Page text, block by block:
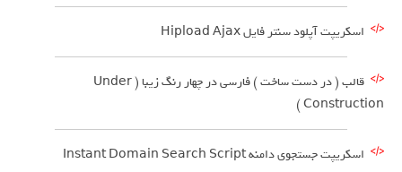
اسکریپت آپلود سنتر فایل Hipload Ajax
قالب ( در دست ساخت ) فارسی در چهار رنگ زیبا ( Under
Construction )
اسکریپت جستجوی دامنه Instant Domain Search Script